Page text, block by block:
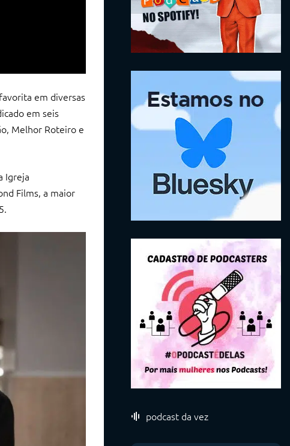
em diversas
em seis
Melhor Roteiro e
Igreja
Films, a maior
podcast da vez